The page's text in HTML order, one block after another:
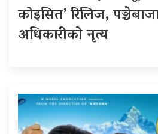
कोइसित’ रिलिज,
अधिकारीको नृत्य